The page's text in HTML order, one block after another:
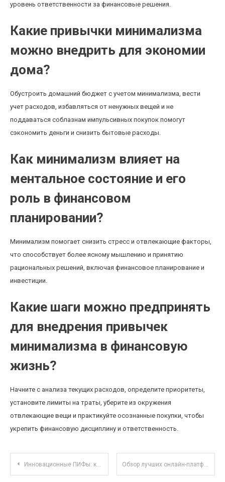
уровень ответственности за финансовые решения.
Какие привычки минимализма
можно внедрить для экономии
дома?
Обустроить домашний бюджет с учетом минимализма, вести
учет расходов, избавляться от ненужных вещей и не
поддаваться соблазнам импульсивных покупок помогут
сэкономить деньги и снизить бытовые расходы.
Как минимализм влияет на
ментальное состояние и его
роль в финансовом
планировании?
Минимализм помогает снизить стресс и отвлекающие факторы,
что способствует более ясному мышлению и принятию
рациональных решений, включая финансовое планирование и
инвестиции.
Какие шаги можно предпринять
для внедрения привычек
минимализма в финансовую
жизнь?
Начните с анализа текущих расходов, определите приоритеты,
установите лимиты на траты, уберите из окружения
отвлекающие вещи и практикуйте осознанные покупки, чтобы
укрепить финансовую дисциплину и ответственность.
Навигация по записям
Инновационные ПИФы: как экологические и соцответственные фонды влияют на инвестиционный рынок Обзор лучших онлайн-платформ для совместной работы с кодом в реальном времени